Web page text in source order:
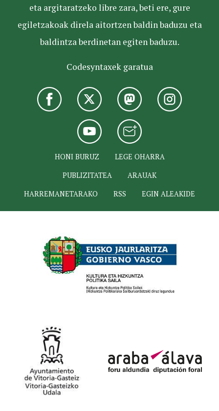
eta argitaratzeko libre zara, beti ere, gure
egiletzakoak direla aitortzen baldin baduzu eta
baldintza berdinetan egiten baduzu.
Codesyntaxek garatua
HONI BURUZ
LEGE OHARRA
PUBLIZITATEA
ARAUAK
HARREMANETARAKO
RSS EGIN ALEAKIDE